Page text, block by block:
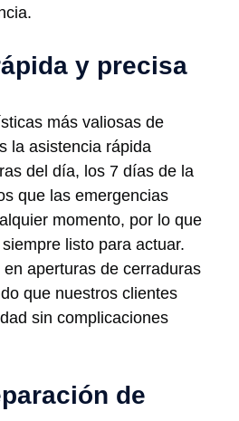
y precisa
más valiosas de
la asistencia rápida
del día, los 7 días de la
que las emergencias
momento, por lo que
listo para actuar.
aperturas de cerraduras
que nuestros clientes
sin complicaciones
de